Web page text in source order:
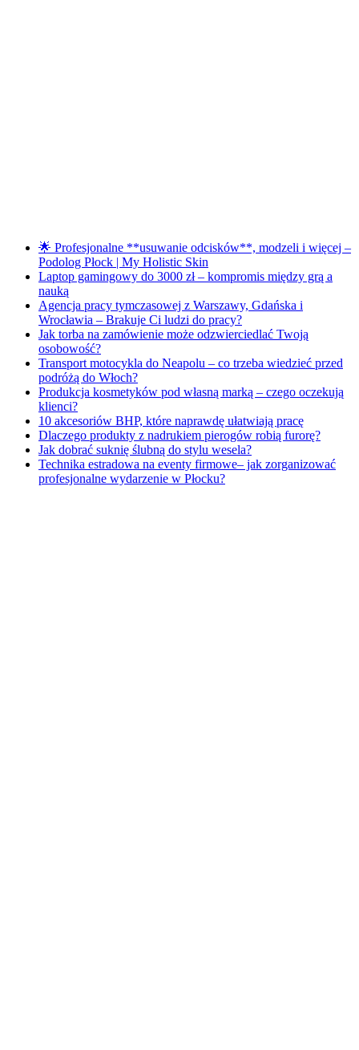
🌟 Profesjonalne **usuwanie odcisków**, modzeli i więcej –
Podolog Płock | My Holistic Skin
Laptop gamingowy do 3000 zł – kompromis między grą a
nauką
Agencja pracy tymczasowej z Warszawy, Gdańska i
Wrocławia – Brakuje Ci ludzi do pracy?
Jak torba na zamówienie może odzwierciedlać Twoją
osobowość?
Transport motocykla do Neapolu – co trzeba wiedzieć przed
podróżą do Włoch?
Produkcja kosmetyków pod własną marką – czego oczekują
klienci?
10 akcesoriów BHP, które naprawdę ułatwiają pracę
Dlaczego produkty z nadrukiem pierogów robią furorę?
Jak dobrać suknię ślubną do stylu wesela?
Technika estradowa na eventy firmowe– jak zorganizować
profesjonalne wydarzenie w Płocku?